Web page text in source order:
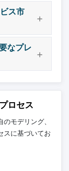
ス
続の拡大
性、効率性の需
用テレマティク
サービス
？
は厳選さ
るもので
ス市
なプレ
ロセス
モデリング、
スに基づいてお